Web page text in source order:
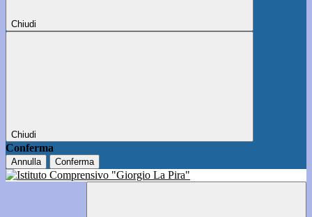
Chiudi
Chiudi
Conferma
Annulla Conferma